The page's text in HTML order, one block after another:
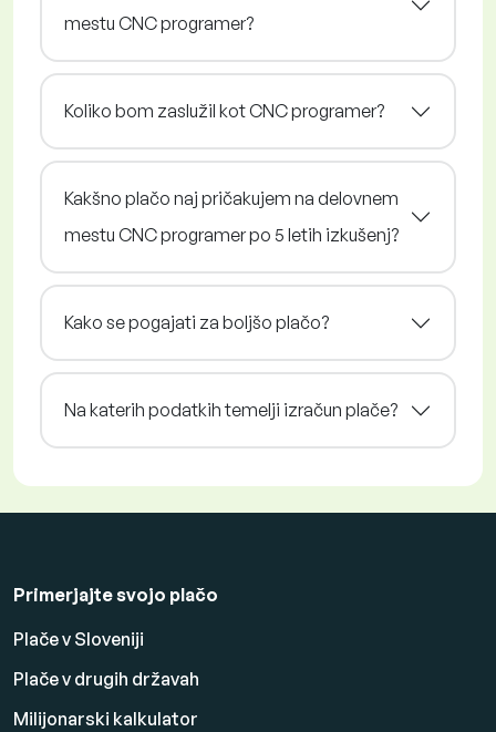
mestu CNC programer?
Koliko bom zaslužil kot CNC programer?
Kakšno plačo naj pričakujem na delovnem
mestu CNC programer po 5 letih izkušenj?
Kako se pogajati za boljšo plačo?
Na katerih podatkih temelji izračun plače?
Primerjajte svojo plačo
Plače v Sloveniji
Plače v drugih državah
Milijonarski kalkulator